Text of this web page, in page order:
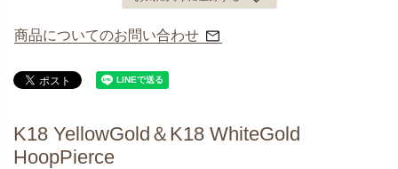
商品についてのお問い合わせ
K18 YellowGold＆K18 WhiteGold
HoopPierce